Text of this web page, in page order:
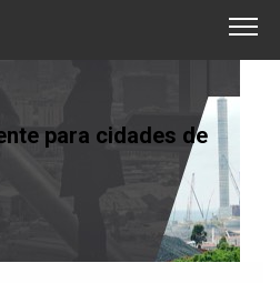
para cidades de